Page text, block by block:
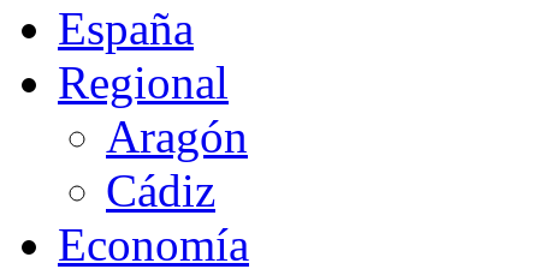
España
Regional
Aragón
Cádiz
Economía